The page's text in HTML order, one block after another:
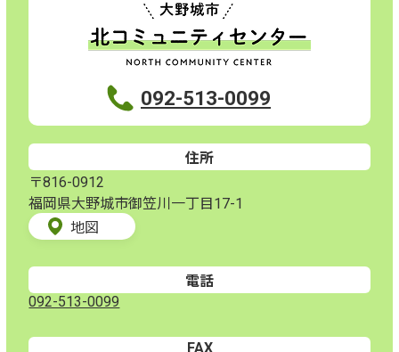
092-513-0099
住所
〒816-0912
福岡県大野城市御笠川一丁目17-1
地図
電話
092-513-0099
FAX